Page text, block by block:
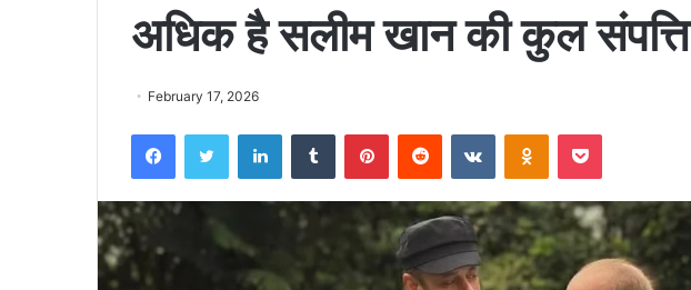
अधिक है सलीम खान की कुल संपत्ति
February 17, 2026
FacebookTwitter LinkedInTumblr PinterestReddit VKontakteOdnoklassniki
Pocket